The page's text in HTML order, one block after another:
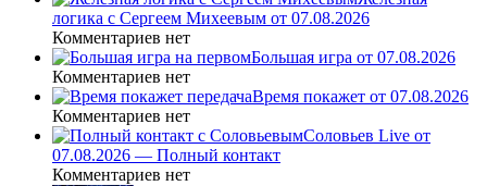
логика с Сергеем Михеевым от 07.08.2026
Комментариев нет
Большая игра от 07.08.2026
Комментариев нет
Время покажет от 07.08.2026
Комментариев нет
Соловьев Live от
07.08.2026 — Полный контакт
Комментариев нет